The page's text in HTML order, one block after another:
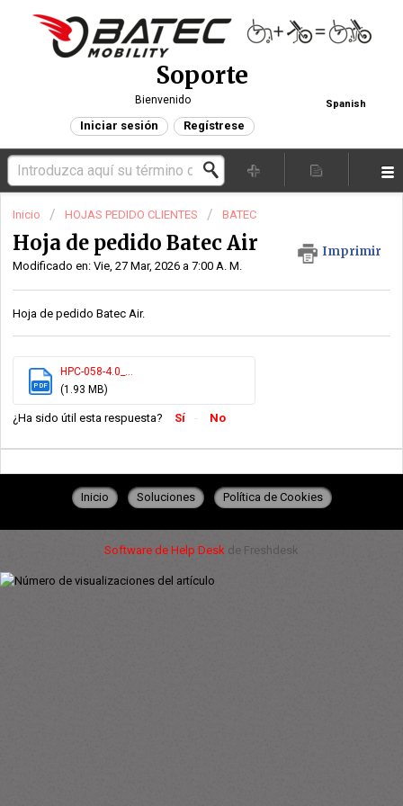
Soporte
Spanish
Bienvenido
Iniciar sesión Regístrese
Inicio HOJAS PEDIDO CLIENTES BATEC
Hoja de pedido Batec Air Imprimir
Modificado en: Vie, 27 Mar, 2026 a 7:00 A. M.
Hoja de pedido Batec Air.
PDF
HPC-058-4.0_...
(1.93 MB)
¿Ha sido útil esta respuesta? Sí No
Inicio Soluciones Política de Cookies
Software de Help Desk de Freshdesk